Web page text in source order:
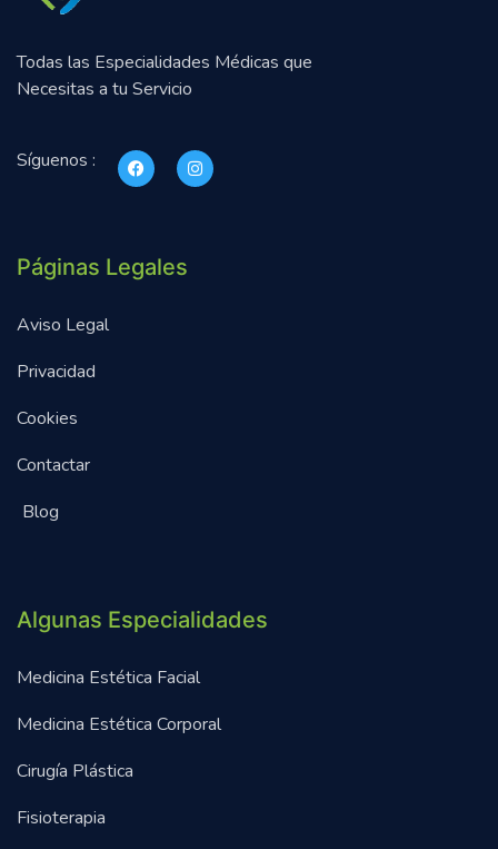
Todas las Especialidades Médicas que
Necesitas a tu Servicio
Síguenos :
Páginas Legales
Aviso Legal
Privacidad
Cookies
Contactar
Blog
Algunas Especialidades
Medicina Estética Facial
Medicina Estética Corporal
Cirugía Plástica
Fisioterapia